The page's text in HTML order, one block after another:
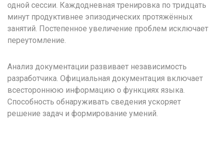
одной сессии. Каждодневная тренировка по тридцать
минут продуктивнее эпизодических протяжённых
занятий. Постепенное увеличение проблем исключает
переутомление.
Анализ документации развивает независимость
разработчика. Официальная документация включает
всестороннюю информацию о функциях языка.
Способность обнаруживать сведения ускоряет
решение задач и формирование умений.